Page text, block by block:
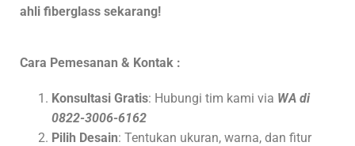
ahli fiberglass sekarang!
Cara Pemesanan & Kontak :
Konsultasi Gratis: Hubungi tim kami via WA di
0822-3006-6162
Pilih Desain: Tentukan ukuran, warna, dan fitur